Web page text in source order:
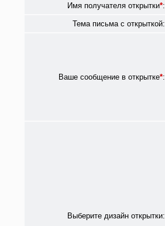
Имя получателя открытки*:
Тема письма с открыткой:
Ваше сообщение в открытке*:
Выберите дизайн открытки: